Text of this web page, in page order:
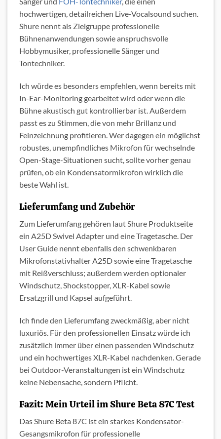
hochwertigen, detailreichen Live-Vocalsound suchen.
Shure nennt als Zielgruppe professionelle
Bühnenanwendungen sowie anspruchsvolle
Hobbymusiker, professionelle Sänger und
Tontechniker.
Ich würde es besonders empfehlen, wenn bereits mit
In-Ear-Monitoring gearbeitet wird oder wenn die
Bühne akustisch gut kontrollierbar ist. Außerdem
passt es zu Stimmen, die von mehr Brillanz und
Feinzeichnung profitieren. Wer dagegen ein möglichst
robustes, unempfindliches Mikrofon für wechselnde
Open-Stage-Situationen sucht, sollte vorher genau
prüfen, ob ein Kondensatormikrofon wirklich die
beste Wahl ist.
Lieferumfang und Zubehör
Zum Lieferumfang gehören laut Shure Produktseite
ein A25D Swivel Adapter und eine Tragetasche. Der
User Guide nennt ebenfalls den schwenkbaren
Mikrofonstativhalter A25D sowie eine Tragetasche
mit Reißverschluss; außerdem werden optionaler
Windschutz, Shockstopper, XLR-Kabel sowie
Ersatzgrill und Kapsel aufgeführt.
Ich finde den Lieferumfang zweckmäßig, aber nicht
luxuriös. Für den professionellen Einsatz würde ich
zusätzlich immer über einen passenden Windschutz
und ein hochwertiges XLR-Kabel nachdenken. Gerade
bei Outdoor-Veranstaltungen ist ein Windschutz
keine Nebensache, sondern Pflicht.
Fazit: Mein Urteil im Shure Beta 87C Test
Das Shure Beta 87C ist ein starkes Kondensator-
Gesangsmikrofon für professionelle